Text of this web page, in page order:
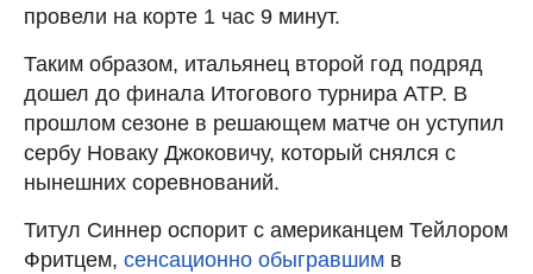
провели на корте 1 час 9 минут.
Таким образом, итальянец второй год подряд
дошел до финала Итогового турнира ATP. В
прошлом сезоне в решающем матче он уступил
сербу Новаку Джоковичу, который снялся с
нынешних соревнований.
Титул Синнер оспорит с американцем Тейлором
Фритцем, сенсационно обыгравшим в